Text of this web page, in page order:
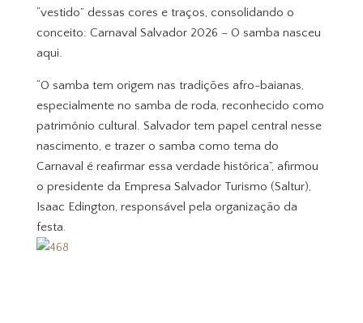
“vestido” dessas cores e traços, consolidando o
conceito: Carnaval Salvador 2026 – O samba nasceu
aqui.
“O samba tem origem nas tradições afro-baianas,
especialmente no samba de roda, reconhecido como
patrimônio cultural. Salvador tem papel central nesse
nascimento, e trazer o samba como tema do
Carnaval é reafirmar essa verdade histórica”, afirmou
o presidente da Empresa Salvador Turismo (Saltur),
Isaac Edington, responsável pela organização da
festa.